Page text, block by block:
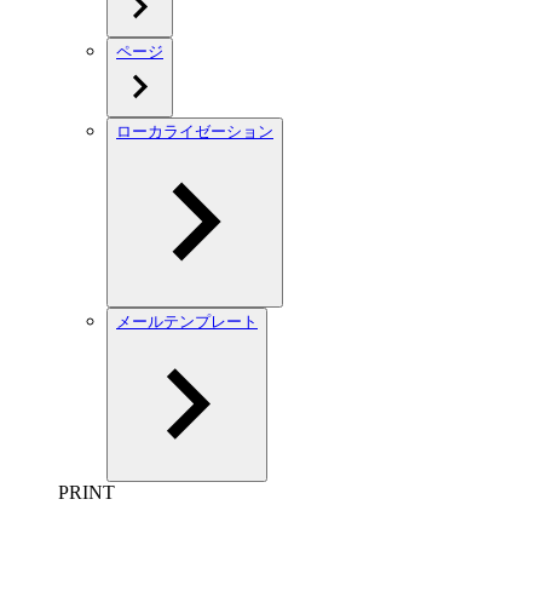
ページ
ローカライゼーション
メールテンプレート
PRINT